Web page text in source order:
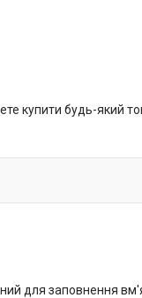
купити будь-який
для заповнення